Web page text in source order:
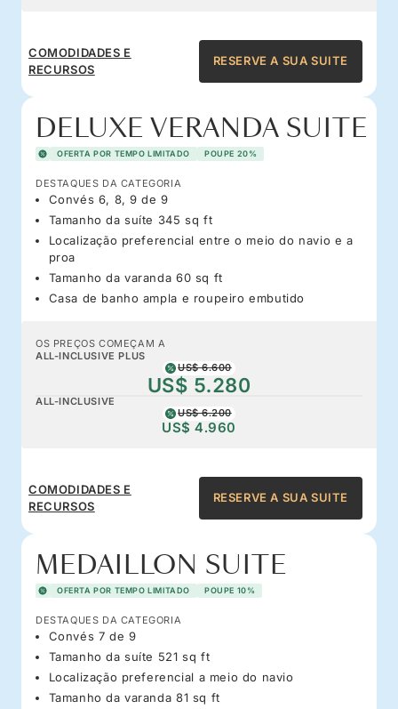
COMODIDADES E
RECURSOS
RESERVE A SUA SUITE
DELUXE VERANDA SUITE
OFERTA POR TEMPO LIMITADO POUPE 20%
DESTAQUES DA CATEGORIA
Convés 6, 8, 9 de 9
Tamanho da suíte 345 sq ft
Localização preferencial entre o meio do navio e a
proa
Tamanho da varanda 60 sq ft
Casa de banho ampla e roupeiro embutido
OS PREÇOS COMEÇAM A
ALL-INCLUSIVE PLUS
US$ 6.600
US$ 5.280
ALL-INCLUSIVE
US$ 6.200
US$ 4.960
COMODIDADES E
RECURSOS
RESERVE A SUA SUITE
MEDAILLON SUITE
OFERTA POR TEMPO LIMITADO POUPE 10%
DESTAQUES DA CATEGORIA
Convés 7 de 9
Tamanho da suíte 521 sq ft
Localização preferencial a meio do navio
Tamanho da varanda 81 sq ft